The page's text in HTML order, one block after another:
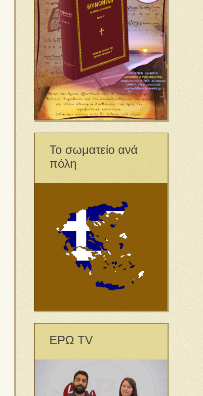
Το σωματείο ανά
πόλη
ΕΡΩ TV